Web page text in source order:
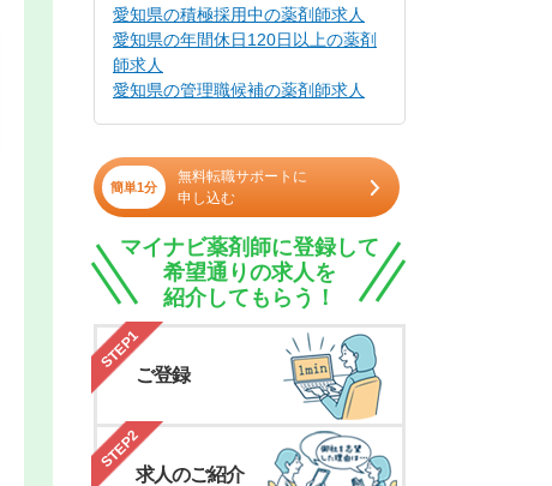
愛知県の積極採用中の薬剤師求人
愛知県の年間休日120日以上の薬剤
師求人
愛知県の管理職候補の薬剤師求人
簡単1分
無料転職サポートに
申し込む
マイナビ薬剤師に登録して
希望通りの求人を
紹介してもらう！
STEP1
ご登録
STEP2
求人のご紹介